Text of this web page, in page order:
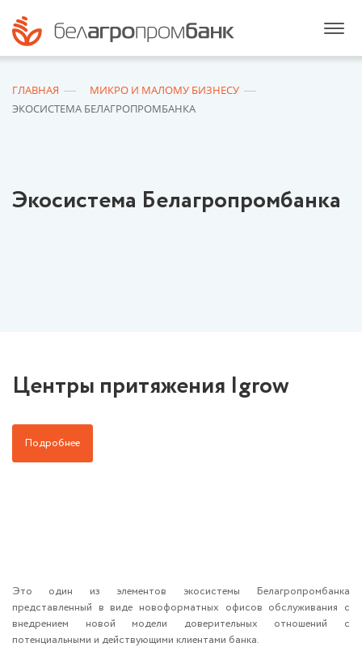
ГЛАВНАЯ
МИКРО И МАЛОМУ БИЗНЕСУ
ЭКОСИСТЕМА БЕЛАГРОПРОМБАНКА
Экосистема Белагропромбанка
Центры притяжения Igrow
Подробнее
Это один из элементов экосистемы Белагропромбанка
представленный в виде новоформатных офисов обслуживания с
внедрением новой модели доверительных отношений с
потенциальными и действующими клиентами банка.